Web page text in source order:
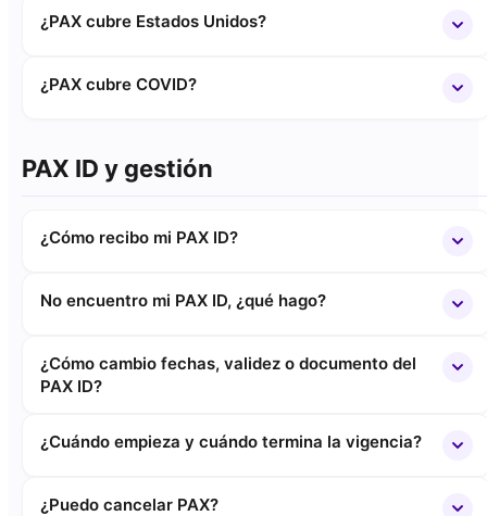
¿PAX cubre Estados Unidos?
¿PAX cubre COVID?
PAX ID y gestión
¿Cómo recibo mi PAX ID?
No encuentro mi PAX ID, ¿qué hago?
¿Cómo cambio fechas, validez o documento del
PAX ID?
¿Cuándo empieza y cuándo termina la vigencia?
¿Puedo cancelar PAX?